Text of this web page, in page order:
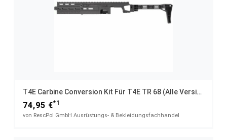
T4E Carbine Conversion Kit Für T4E TR 68 (alle Versionen)
74,95 €*1
von RescPol GmbH Ausrüstungs- & Bekleidungsfachhandel